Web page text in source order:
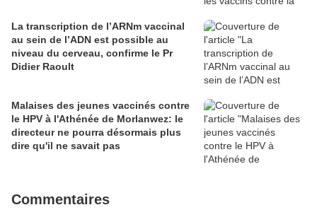
La transcription de l’ARNm vaccinal
au sein de l’ADN est possible au
niveau du cerveau, confirme le Pr
Didier Raoult
Malaises des jeunes vaccinés contre
le HPV à l'Athénée de Morlanwez: le
directeur ne pourra désormais plus
dire qu'il ne savait pas
Commentaires